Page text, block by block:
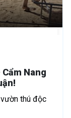
Nang
thú độc